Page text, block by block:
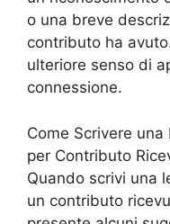
o una breve
contributo ha
ulteriore senso di
connessione.
Come Scrivere
per Contributo
Quando scrivi una
un contributo